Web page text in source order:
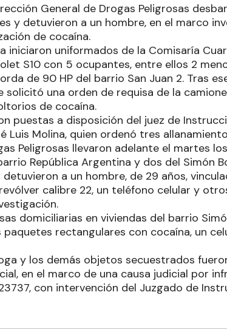
General de Drogas Peligrosas
y detuvieron a un hombre, en el marco
de cocaína.
iniciaron uniformados de la Comisaría
S10 con 5 ocupantes, entre ellos 2
de 90 HP del barrio San Juan 2. Tras
solicitó una orden de requisa de la
de cocaína.
puestas a disposición del juez de
Luis Molina, quien ordenó tres
Peligrosas llevaron adelante el martes
República Argentina y dos del Simón
detuvieron a un hombre, de 29 años,
calibre 22, un teléfono celular y
domiciliarias en viviendas del barrio
rectangulares con cocaína, un
y los demás objetos secuestrados
en el marco de una causa judicial por
con intervención del Juzgado de